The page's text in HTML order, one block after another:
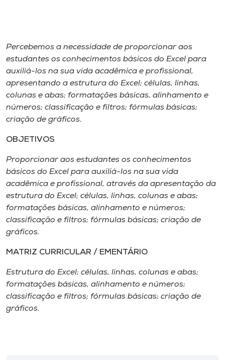
Editora
Rádio
Museu
Unoesc
Selecione
o idioma
A+
Percebemos a necessidade de proporcionar aos
estudantes os conhecimentos básicos do Excel para
auxiliá-los na sua vida acadêmica e profissional,
apresentando a estrutura do Excel; células, linhas,
colunas e abas; formatações básicas, alinhamento e
números; classificação e filtros; fórmulas básicas;
criação de gráficos.
OBJETIVOS
Proporcionar aos estudantes os conhecimentos
básicos do Excel para auxiliá-los na sua vida
acadêmica e profissional, através da apresentação da
estrutura do Excel; células, linhas, colunas e abas;
formatações básicas, alinhamento e números;
classificação e filtros; fórmulas básicas; criação de
gráficos.
MATRIZ CURRICULAR / EMENTÁRIO
Estrutura do Excel; células, linhas, colunas e abas;
formatações básicas, alinhamento e números;
classificação e filtros; fórmulas básicas; criação de
gráficos.